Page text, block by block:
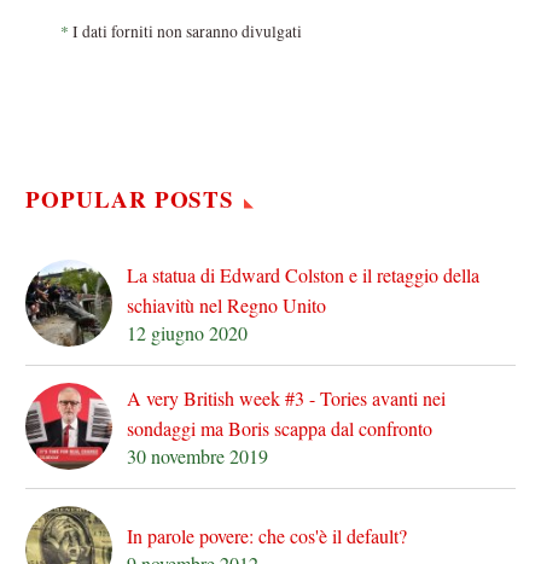
* I dati forniti non saranno divulgati
POPULAR POSTS
La statua di Edward Colston e il retaggio della
schiavitù nel Regno Unito
12 giugno 2020
A very British week #3 - Tories avanti nei
sondaggi ma Boris scappa dal confronto
30 novembre 2019
In parole povere: che cos'è il default?